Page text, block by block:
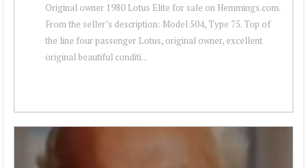
Original owner 1980 Lotus Elite for sale on Hemmings.com.
From the seller’s description: Model 504, Type 75. Top of
the line four passenger Lotus, original owner, excellent
original beautiful conditi...